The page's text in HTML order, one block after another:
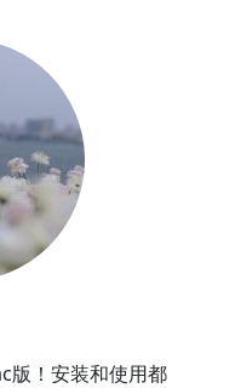
版！安装和使用都